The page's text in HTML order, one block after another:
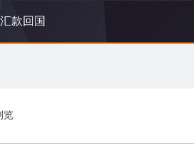
汇款回国
览